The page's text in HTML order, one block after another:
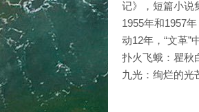
记》，短篇小说
1955年和1957
动12年，“文革”
扑火飞蛾：瞿秋
九光：绚烂的光